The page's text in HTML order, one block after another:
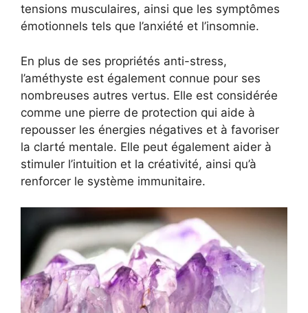
tensions musculaires, ainsi que les symptômes
émotionnels tels que l’anxiété et l’insomnie.
En plus de ses propriétés anti-stress,
l’améthyste est également connue pour ses
nombreuses autres vertus. Elle est considérée
comme une pierre de protection qui aide à
repousser les énergies négatives et à favoriser
la clarté mentale. Elle peut également aider à
stimuler l’intuition et la créativité, ainsi qu’à
renforcer le système immunitaire.